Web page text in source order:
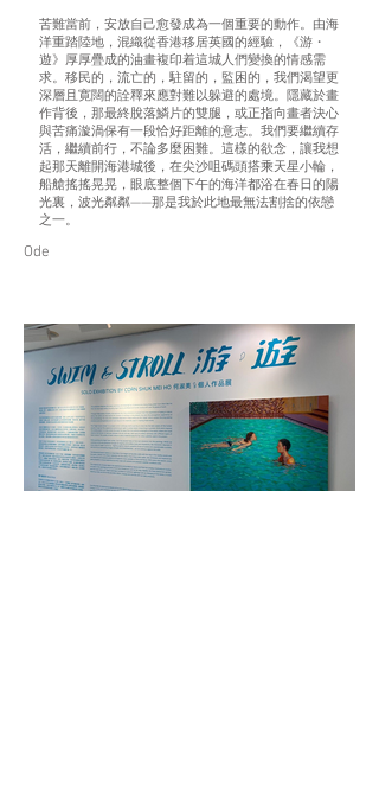
苦難當前，安放自己愈發成為一個重要的動作。由海
洋重踏陸地，混織從香港移居英國的經驗，《游・
遊》厚厚疊成的油畫複印着這城人們變換的情感需
求。移民的，流亡的，駐留的，監困的，我們渴望更
深層且寛闊的詮釋來應對難以躲避的處境。隱藏於畫
作背後，那最終脫落鱗片的雙腿，或正指向畫者決心
與苦痛漩渦保有一段恰好距離的意志。我們要繼續存
活，繼續前行，不論多麼困難。這樣的欲念，讓我想
起那天離開海港城後，在尖沙咀碼頭搭乘天星小輪，
船艙搖搖晃晃，眼底整個下午的海洋都浴在春日的陽
光裏，波光粼粼——那是我於此地最無法割捨的依戀
之一。
Ode